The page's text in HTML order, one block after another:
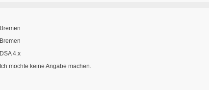
Bremen
Bremen
DSA 4.x
Ich möchte keine Angabe machen.